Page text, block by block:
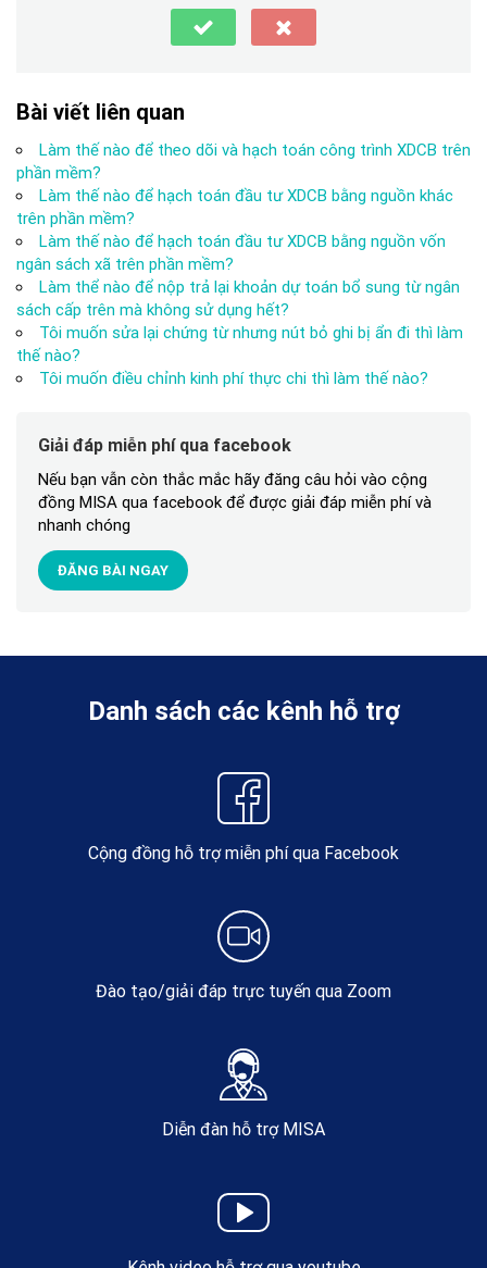
Bài viết liên quan
Làm thế nào để theo dõi và hạch toán công trình XDCB trên
phần mềm?
Làm thế nào để hạch toán đầu tư XDCB bằng nguồn khác
trên phần mềm?
Làm thế nào để hạch toán đầu tư XDCB bằng nguồn vốn
ngân sách xã trên phần mềm?
Làm thể nào để nộp trả lại khoản dự toán bổ sung từ ngân
sách cấp trên mà không sử dụng hết?
Tôi muốn sửa lại chứng từ nhưng nút bỏ ghi bị ẩn đi thì làm
thế nào?
Tôi muốn điều chỉnh kinh phí thực chi thì làm thế nào?
Giải đáp miễn phí qua facebook
Nếu bạn vẫn còn thắc mắc hãy đăng câu hỏi vào cộng
đồng MISA qua facebook để được giải đáp miễn phí và
nhanh chóng
ĐĂNG BÀI NGAY
Danh sách các kênh hỗ trợ
Cộng đồng hỗ trợ miễn phí qua Facebook
Đào tạo/giải đáp trực tuyến qua Zoom
Diễn đàn hỗ trợ MISA